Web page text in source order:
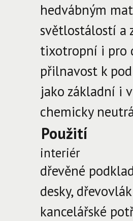
hedvábným
světlostálostí a
tixotropní i pro
přilnavost k
jako základní i
chemicky
Použití
interiér
dřevěné
desky,
kancelářské